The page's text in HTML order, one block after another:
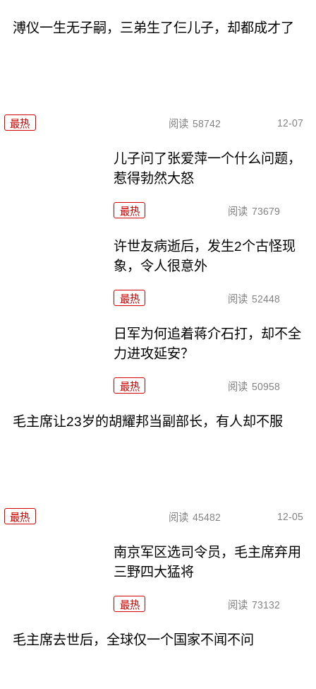
溥仪一生无子嗣，三弟生了仨儿子，却都成才了
最热 阅读 58742 12-07
儿子问了张爱萍一个什么问题，
惹得勃然大怒
最热 阅读 73679
许世友病逝后，发生2个古怪现
象，令人很意外
最热 阅读 52448
日军为何追着蒋介石打，却不全
力进攻延安？
最热 阅读 50958
毛主席让23岁的胡耀邦当副部长，有人却不服
最热 阅读 45482 12-05
南京军区选司令员，毛主席弃用
三野四大猛将
最热 阅读 73132
毛主席去世后，全球仅一个国家不闻不问